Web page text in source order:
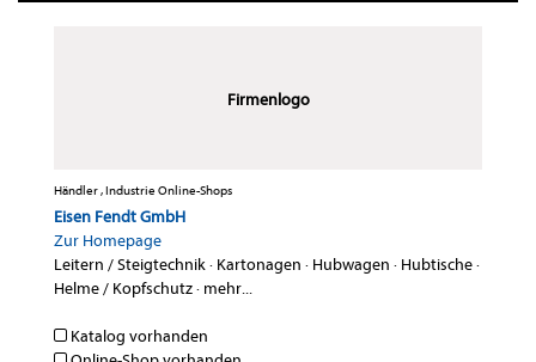
Firmenlogo
Händler , Industrie Online-Shops
Eisen Fendt GmbH
Zur Homepage
Leitern / Steigtechnik· Kartonagen · Hubwagen · Hubtische·
Helme / Kopfschutz· mehr...
Katalog vorhanden